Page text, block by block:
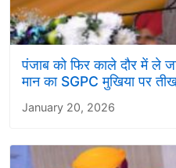
पंजाब को फिर काले दौर में ले
मान का SGPC मुखिया पर
January 20, 2026